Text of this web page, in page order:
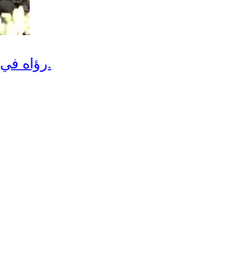
رؤاه في المنام صلى الله عليه وسلم.